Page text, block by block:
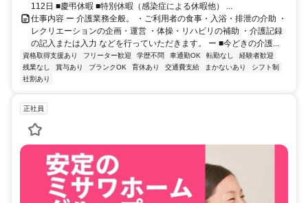
112日 ■慶弔休暇 ■特別休暇（感染症による休暇他） ...
仕事内容 ー 介護業務全般。 ・ご利用者の食事・入浴・排泄の介助 ・
レクリエーションの企画・運営 ・体操・リハビリの補助 ・介護記録
の記入または入力 などを行っていただきます。 ー ■今どきの介護...
資格取得支援あり フリーター歓迎 学歴不問 車通勤OK 転勤なし
経験者歓迎
残業なし
賞与あり ブランクOK 育休あり 交通費支給 まかないあり
シフト制
社割あり
正社員